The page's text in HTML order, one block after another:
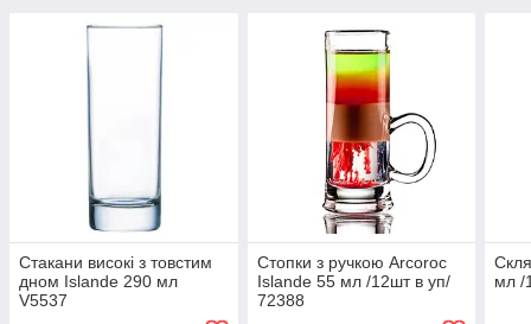
Стакани високі з товстим
дном Islande 290 мл
V5537
Стопки з ручкою Arcoroc
Islande 55 мл /12шт в уп/
72388
мл /